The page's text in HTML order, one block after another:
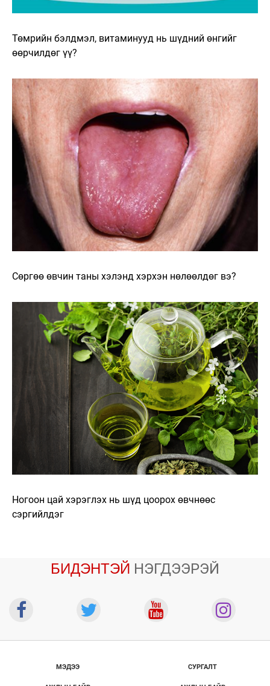
​​Төмрийн бэлдмэл, витаминууд нь шүдний өнгийг
өөрчилдөг үү?
Сөргөө өвчин таны хэлэнд хэрхэн нөлөөлдөг вэ?
Ногоон цай хэрэглэх нь шүд цоорох өвчнөөс
сэргийлдэг
БИДЭНТЭЙ НЭГДЭЭРЭЙ
МЭДЭЭ СУРГАЛТ